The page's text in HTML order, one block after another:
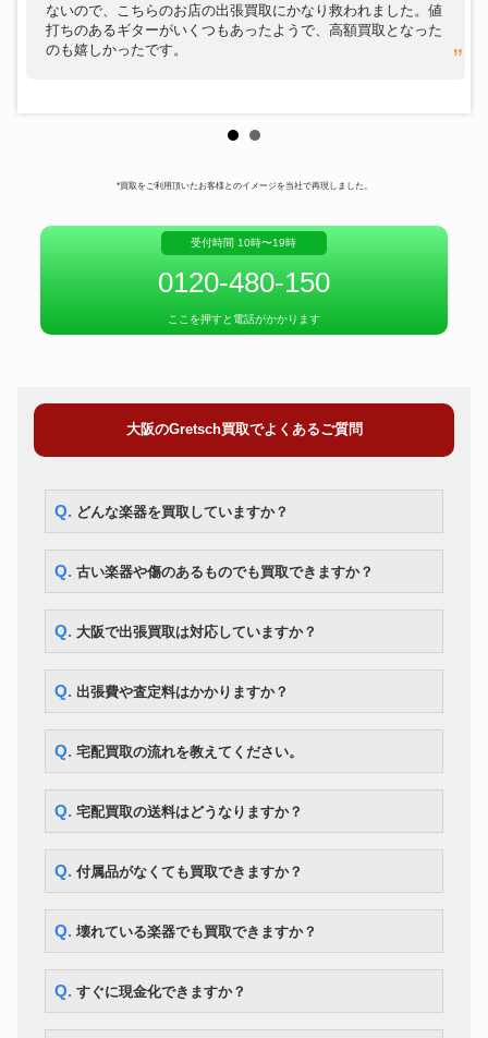
ないので、こちらのお店の出張買取にかなり救われました。値
打ちのあるギターがいくつもあったようで、高額買取となった
のも嬉しかったです。
*買取をご利用頂いたお客様とのイメージを当社で再現しました。
受付時間 10時〜19時
0120-480-150
ここを押すと電話がかかります
大阪のGretsch買取でよくあるご質問
Q. どんな楽器を買取していますか？
Q. 古い楽器や傷のあるものでも買取できますか？
Q. 大阪で出張買取は対応していますか？
Q. 出張費や査定料はかかりますか？
Q. 宅配買取の流れを教えてください。
Q. 宅配買取の送料はどうなりますか？
Q. 付属品がなくても買取できますか？
Q. 壊れている楽器でも買取できますか？
Q. すぐに現金化できますか？